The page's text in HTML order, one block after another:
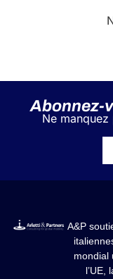
Abonnez-
Ne
A&P
mondial
l’UE,